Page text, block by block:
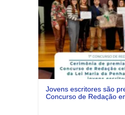
Jovens escritores são
Concurso de Redação